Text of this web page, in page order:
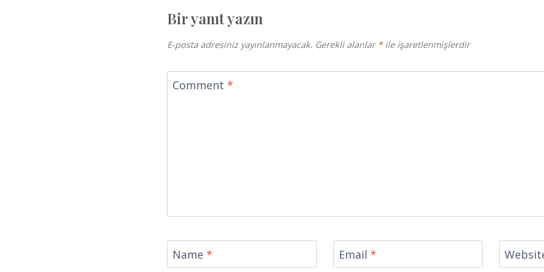
Bir yanıt yazın
E-posta adresiniz yayınlanmayacak. Gerekli alanlar *ile işaretlenmişlerdir
Comment *
Name * Email *